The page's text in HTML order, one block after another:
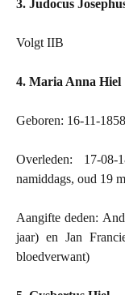
3. Judocus
Volgt IIB
4. Maria Anna Hiel
Geboren: 16-11-1858
Overleden: 17-
namiddags, oud 19
Aangifte deden:
jaar) en Jan
bloedverwant)